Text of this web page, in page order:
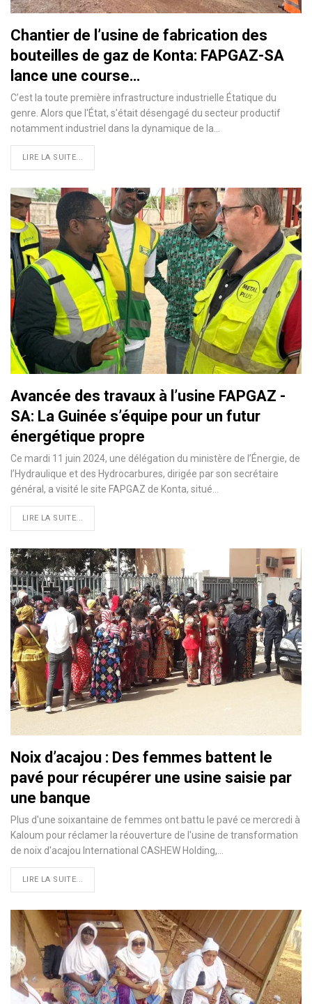
Chantier de l’usine de fabrication des
bouteilles de gaz de Konta: FAPGAZ-SA
lance une course…
C’est la toute première infrastructure industrielle Étatique du
genre. Alors que l'État, s'était désengagé du secteur productif
notamment industriel dans la dynamique de la…
LIRE LA SUITE...
Avancée des travaux à l’usine FAPGAZ -
SA: La Guinée s’équipe pour un futur
énergétique propre
Ce mardi 11 juin 2024, une délégation du ministère de l’Énergie, de
l’Hydraulique et des Hydrocarbures, dirigée par son secrétaire
général, a visité le site FAPGAZ de Konta, situé…
LIRE LA SUITE...
Noix d’acajou : Des femmes battent le
pavé pour récupérer une usine saisie par
une banque
Plus d'une soixantaine de femmes ont battu le pavé ce mercredi à
Kaloum pour réclamer la réouverture de l'usine de transformation
de noix d'acajou International CASHEW Holding,
LIRE LA SUITE...